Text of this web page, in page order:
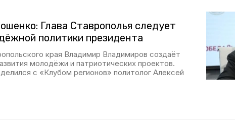
Глава Ставрополья следует
политики президента
края Владимир Владимиров создаёт
молодёжи и патриотических проектов.
с «Клубом регионов» политолог Алексей